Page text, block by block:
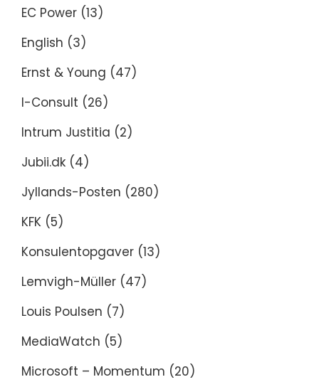
EC Power (13)
English (3)
Ernst & Young (47)
I-Consult (26)
Intrum Justitia (2)
Jubii.dk (4)
Jyllands-Posten (280)
KFK (5)
Konsulentopgaver (13)
Lemvigh-Müller (47)
Louis Poulsen (7)
MediaWatch (5)
Microsoft – Momentum (20)